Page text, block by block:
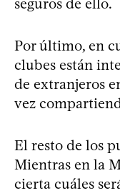
Por último, en
clubes están
de extranjeros
vez
El resto de los
Mientras en la
cierta cuáles